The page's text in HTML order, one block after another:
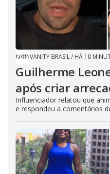
VANITY BRASIL/ HÁ 10
Guilherme
após criar
Influenciador relatou que
e respondeu a comentários